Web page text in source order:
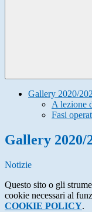
Gallery 2020/
A lezione
Fasi
Gallery 2020/
Notizie
Questo sito o gli
cookie necessari al
COOKIE POLICY.